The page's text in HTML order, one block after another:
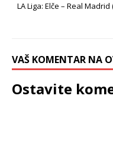
LA Liga: Elče – Real
VAŠ KOMENTAR NA
Ostavite